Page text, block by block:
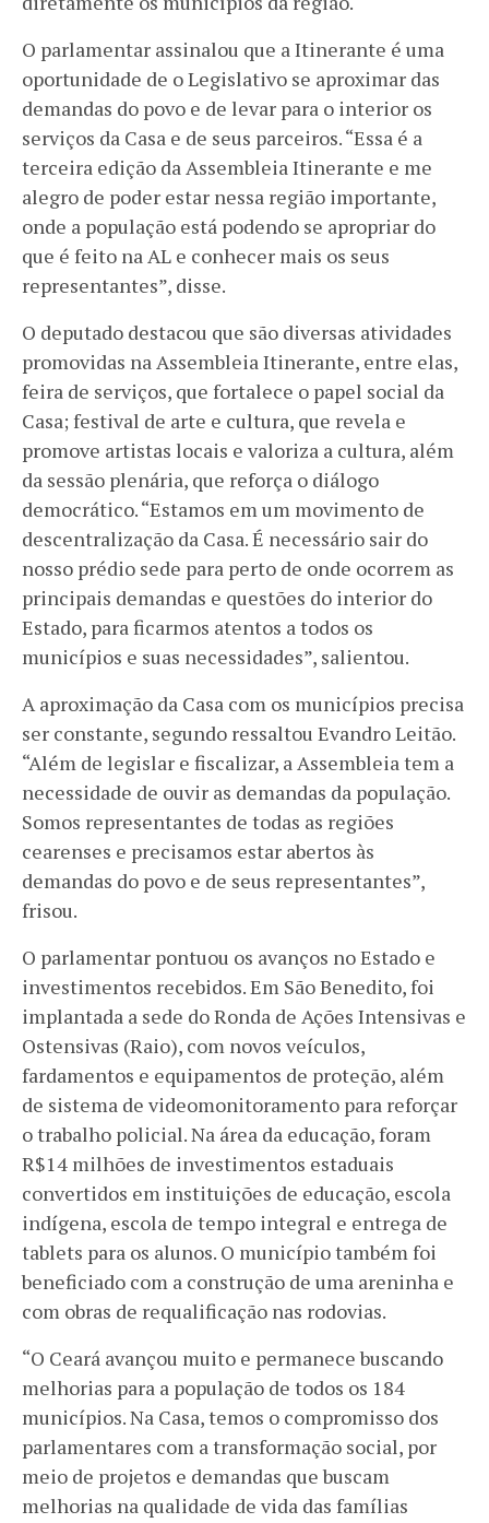
O parlamentar assinalou que a Itinerante é uma
oportunidade de o Legislativo se aproximar das
demandas do povo e de levar para o interior os
serviços da Casa e de seus parceiros. “Essa é a
terceira edição da Assembleia Itinerante e me
alegro de poder estar nessa região importante,
onde a população está podendo se apropriar do
que é feito na AL e conhecer mais os seus
representantes”, disse.
O deputado destacou que são diversas atividades
promovidas na Assembleia Itinerante, entre elas,
feira de serviços, que fortalece o papel social da
Casa; festival de arte e cultura, que revela e
promove artistas locais e valoriza a cultura, além
da sessão plenária, que reforça o diálogo
democrático. “Estamos em um movimento de
descentralização da Casa. É necessário sair do
nosso prédio sede para perto de onde ocorrem as
principais demandas e questões do interior do
Estado, para ficarmos atentos a todos os
municípios e suas necessidades”, salientou.
A aproximação da Casa com os municípios precisa
ser constante, segundo ressaltou Evandro Leitão.
“Além de legislar e fiscalizar, a Assembleia tem a
necessidade de ouvir as demandas da população.
Somos representantes de todas as regiões
cearenses e precisamos estar abertos às
demandas do povo e de seus representantes”,
frisou.
O parlamentar pontuou os avanços no Estado e
investimentos recebidos. Em São Benedito, foi
implantada a sede do Ronda de Ações Intensivas e
Ostensivas (Raio), com novos veículos,
fardamentos e equipamentos de proteção, além
de sistema de videomonitoramento para reforçar
o trabalho policial. Na área da educação, foram
R$14 milhões de investimentos estaduais
convertidos em instituições de educação, escola
indígena, escola de tempo integral e entrega de
tablets para os alunos. O município também foi
beneficiado com a construção de uma areninha e
com obras de requalificação nas rodovias.
“O Ceará avançou muito e permanece buscando
melhorias para a população de todos os 184
municípios. Na Casa, temos o compromisso dos
parlamentares com a transformação social, por
meio de projetos e demandas que buscam
melhorias na qualidade de vida das famílias